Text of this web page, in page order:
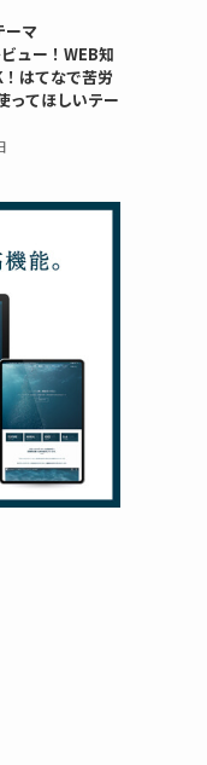
マ
ュー！WEB知
はてなで苦労
ってほしいテー